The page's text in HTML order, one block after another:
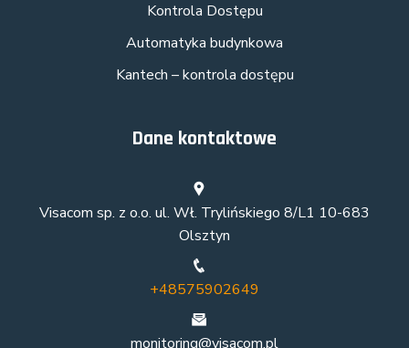
Kontrola Dostępu
Automatyka budynkowa
Kantech – kontrola dostępu
Dane kontaktowe
Visacom sp. z o.o. ul. Wł. Trylińskiego 8/L1 10-683
Olsztyn
+48575902649
monitoring@visacom.pl